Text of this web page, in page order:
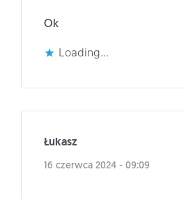
Ok
Loading...
Łukasz
16 czerwca 2024 - 09:09